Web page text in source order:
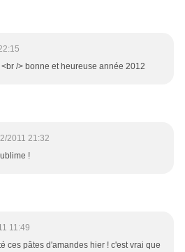
/> bonne et heureuse année 2012
2011 21:32
!
11:49
ces pâtes d'amandes hier ! c'est vrai que